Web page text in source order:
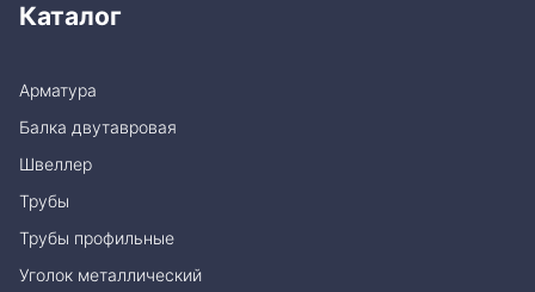
Каталог
Арматура
Балка двутавровая
Швеллер
Трубы
Трубы профильные
Уголок металлический